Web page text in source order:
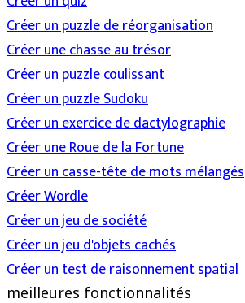
Créer un puzzle de réorganisation
Créer une chasse au trésor
Créer un puzzle coulissant
Créer un puzzle Sudoku
Créer un exercice de dactylographie
Créer une Roue de la Fortune
Créer un casse-tête de mots mélangés
Créer Wordle
Créer un jeu de société
Créer un jeu d'objets cachés
Créer un test de raisonnement spatial
meilleures fonctionnalités